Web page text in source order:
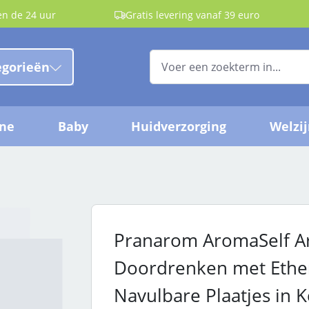
de 24 uur Gratis levering vanaf 39 euro
Baby Huidverzorging
Pranarom AromaSelf
Doordrenken met
Navulbare Plaatjes in